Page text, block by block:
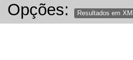
Opções: Resultados em XML